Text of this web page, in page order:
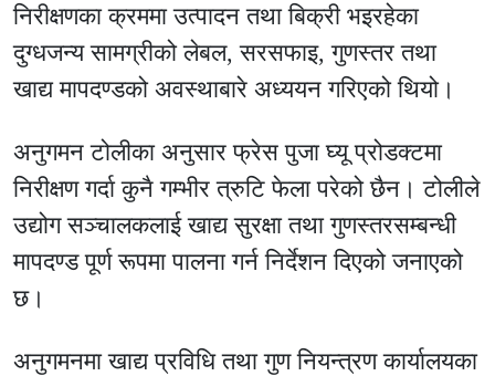
निरीक्षणका क्रममा उत्पादन तथा बिक्री भइरहेका
दुग्धजन्य सामग्रीको लेबल, सरसफाइ, गुणस्तर तथा
खाद्य मापदण्डको अवस्थाबारे अध्ययन गरिएको थियो।
अनुगमन टोलीका अनुसार फ्रेस पुजा घ्यू प्रोडक्टमा
निरीक्षण गर्दा कुनै गम्भीर त्रुटि फेला परेको छैन। टोलीले
उद्योग सञ्चालकलाई खाद्य सुरक्षा तथा गुणस्तरसम्बन्धी
मापदण्ड पूर्ण रूपमा पालना गर्न निर्देशन दिएको जनाएको
छ।
अनुगमनमा खाद्य प्रविधि तथा गुण नियन्त्रण कार्यालयका